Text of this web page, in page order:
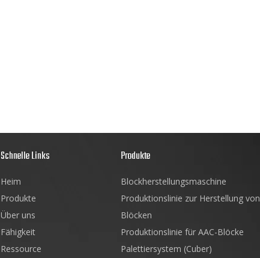
Schnelle Links
Heim
Produkte
Über uns
Fähigkeit
Ressource
Produkte
Blockherstellungsmaschine
Produktionslinie zur Herstellung von
Blöcken
Produktionslinie für AAC-Blöcke
Palettiersystem (Cuber)